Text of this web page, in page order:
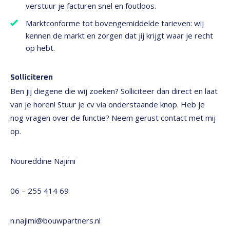
verstuur je facturen snel en foutloos.
Marktconforme tot bovengemiddelde tarieven: wij
kennen de markt en zorgen dat jij krijgt waar je recht
op hebt.
Solliciteren
Ben jij diegene die wij zoeken? Solliciteer dan direct en laat
van je horen! Stuur je cv via onderstaande knop. Heb je
nog vragen over de functie? Neem gerust contact met mij
op.
Noureddine Najimi
06 – 255 414 69
n.najimi@bouwpartners.nl